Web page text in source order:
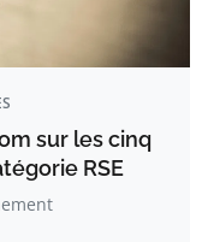
sur les cinq
RSE